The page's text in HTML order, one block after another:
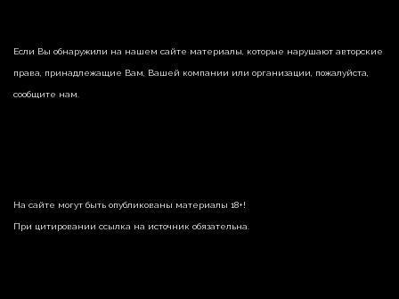
Если Вы обнаружили на нашем сайте материалы, которые нарушают авторские
права, принадлежащие Вам, Вашей компании или организации, пожалуйста,
сообщите нам.
На сайте могут быть опубликованы материалы 18+!
При цитировании ссылка на источник обязательна.